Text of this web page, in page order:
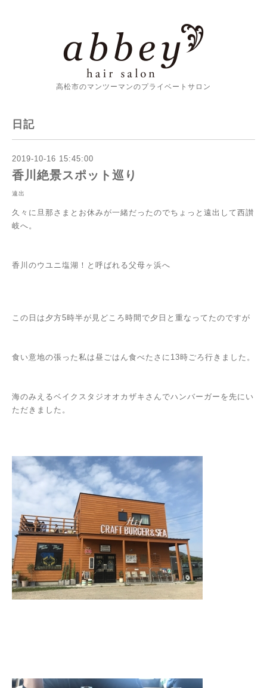
高松市のマンツーマンのプライベートサロン
日記
2019-10-16 15:45:00
香川絶景スポット巡り
遠出
久々に旦那さまとお休みが一緒だったのでちょっと遠出して西讃
岐へ。
香川のウユニ塩湖！と呼ばれる父母ヶ浜へ
この日は夕方5時半が見どころ時間で夕日と重なってたのですが
食い意地の張った私は昼ごはん食べたさに13時ごろ行きました。
海のみえるベイクスタジオオカザキさんでハンバーガーを先にい
ただきました。